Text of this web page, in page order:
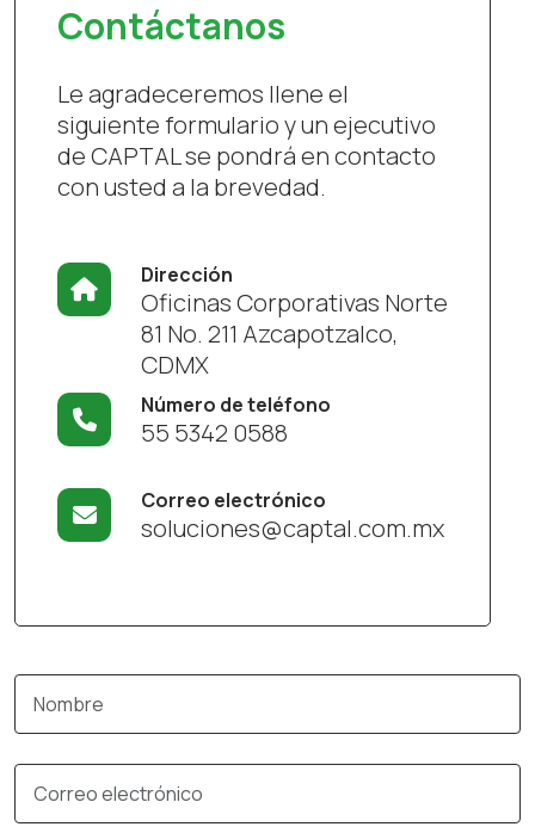
Contáctanos
Le agradeceremos llene el
siguiente formulario y un ejecutivo
de CAPTAL se pondrá en contacto
con usted a la brevedad.
Dirección
Oficinas Corporativas Norte
81 No. 211 Azcapotzalco,
CDMX
Número de teléfono
55 5342 0588
Correo electrónico
soluciones@captal.com.mx